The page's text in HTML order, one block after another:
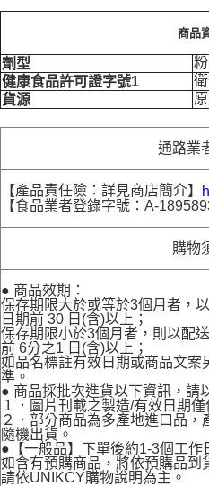
商品
劑型
健康食品許可證字號1
貨源
通路業
【產品責任險：詳見商店簡介】
【食品業者登錄字號：A-
購物
● 商品效期：
保存期限大於或等於3個月者，
日期前 30 日(含)以上；
保存期限小於3個月者，則以配
前 6分之1 日(含)以上；
如品名標註有效日期或商品文案
準。
● 商品採批次進貨以下資訊，請
１．圖片刊載之製造/有效日期僅
２．部分商品為多產地進口品，
隨機出貨。
●【一般品】下單後約1-3個工
如含有預購商品，將依預購品到
請依UNIKCY購物說明為主。